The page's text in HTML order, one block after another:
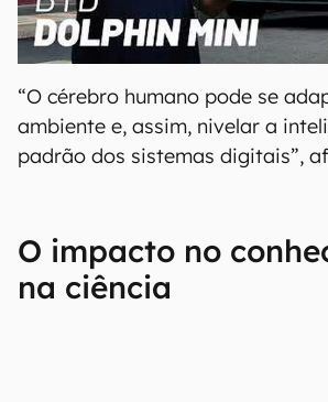
00:00/04:07
“O cérebro humano pode se
ambiente e, assim, nivelar a
padrão dos sistemas digitais”,
O impacto no
na ciência